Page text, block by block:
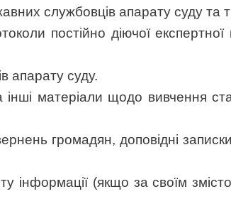
службовців апарату суду та
постійно діючої експертної
апарату суду.
матеріали щодо вивчення
громадян, доповідні
інформації (якщо за своїм